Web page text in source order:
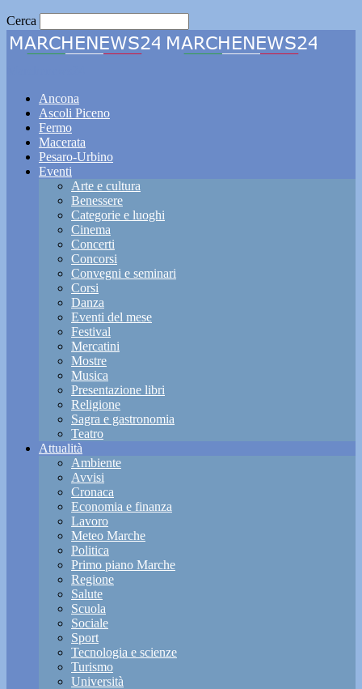
Cerca
Ancona
Ascoli Piceno
Fermo
Macerata
Pesaro-Urbino
Eventi
Arte e cultura
Benessere
Categorie e luoghi
Cinema
Concerti
Concorsi
Convegni e seminari
Corsi
Danza
Eventi del mese
Festival
Mercatini
Mostre
Musica
Presentazione libri
Religione
Sagra e gastronomia
Teatro
Attualità
Ambiente
Avvisi
Cronaca
Economia e finanza
Lavoro
Meteo Marche
Politica
Primo piano Marche
Regione
Salute
Scuola
Sociale
Sport
Tecnologia e scienze
Turismo
Università